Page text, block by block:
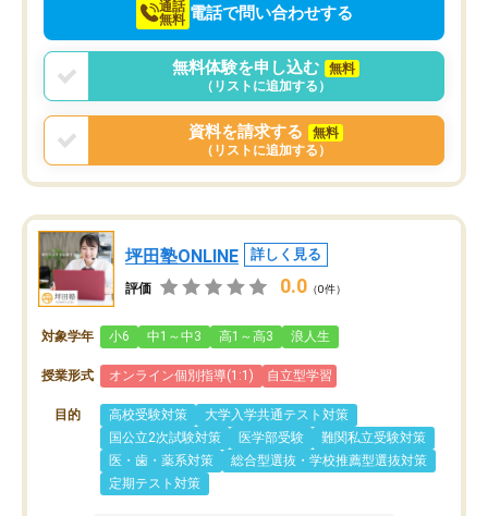
通話
無料 電話で問い合わせする
無料体験を申し込む
無料
（リストに追加する）
資料を請求する
無料
（リストに追加する）
坪田塾ONLINE 詳しく見る
評価 0.0 （0件）
対象学年 小6 中1～中3 高1～高3 浪人生
授業形式 オンライン個別指導(1:1) 自立型学習
目的 高校受験対策
大学入学共通テスト対策
国公立2次試験対策
医学部受験
難関私立受験対策
医・歯・薬系対策
総合型選抜・学校推薦型選抜対策
定期テスト対策